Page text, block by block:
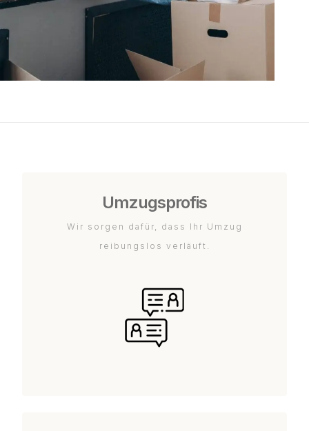
Umzugsprofis
Wir sorgen dafür, dass Ihr Umzug
reibungslos verläuft.